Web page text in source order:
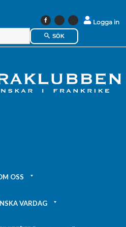
Logga in
Facebook
Instagram
Linkedin
SÖK
OSS
VARDAG